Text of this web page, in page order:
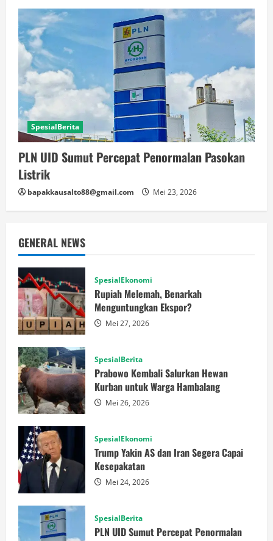
SpesialBerita
PLN UID Sumut Percepat Penormalan Pasokan
Listrik
bapakkausalto88@gmail.com Mei 23, 2026
GENERAL NEWS
SpesialEkonomi
Rupiah Melemah, Benarkah
Menguntungkan Ekspor?
Mei 27, 2026
SpesialBerita
Prabowo Kembali Salurkan Hewan
Kurban untuk Warga Hambalang
Mei 26, 2026
SpesialEkonomi
Trump Yakin AS dan Iran Segera Capai
Kesepakatan
Mei 24, 2026
SpesialBerita
PLN UID Sumut Percepat Penormalan